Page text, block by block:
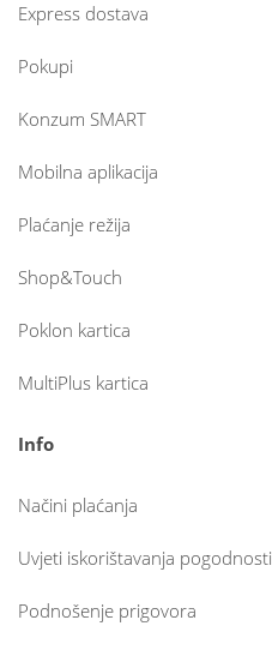
Express dostava
Pokupi
Konzum SMART
Mobilna aplikacija
Plaćanje režija
Shop&Touch
Poklon kartica
MultiPlus kartica
Info
Načini plaćanja
Uvjeti iskorištavanja pogodnosti
Podnošenje prigovora